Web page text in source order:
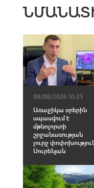
08/08/2026 10:35
Առաջիկա օրերին
սպասվում է
մթնոլորտի
շրջանառության
լուրջ
Սուրենյան